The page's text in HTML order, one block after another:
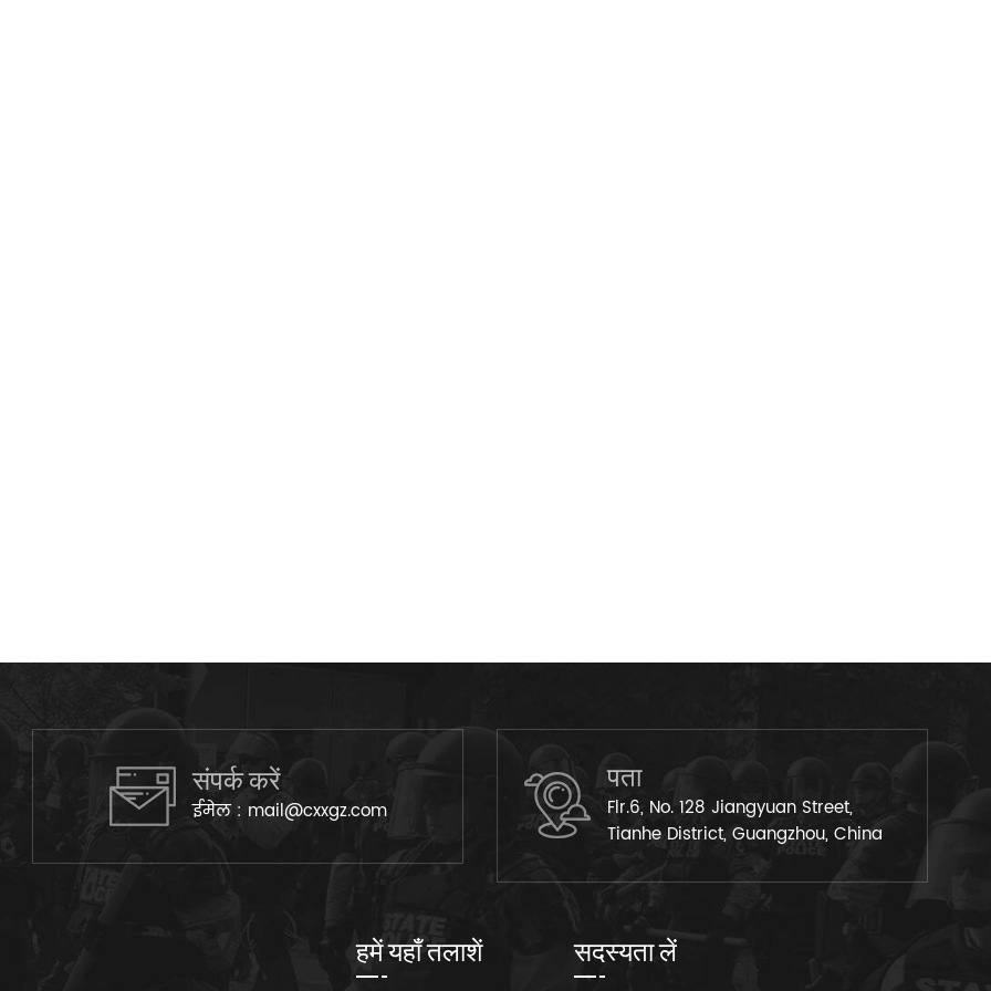
संपर्क करें
ईमेल : mail@cxxgz.com
पता
Flr.6, No. 128 Jiangyuan Street,
Tianhe District, Guangzhou, China
हमें यहाँ तलाशें सदस्यता लें